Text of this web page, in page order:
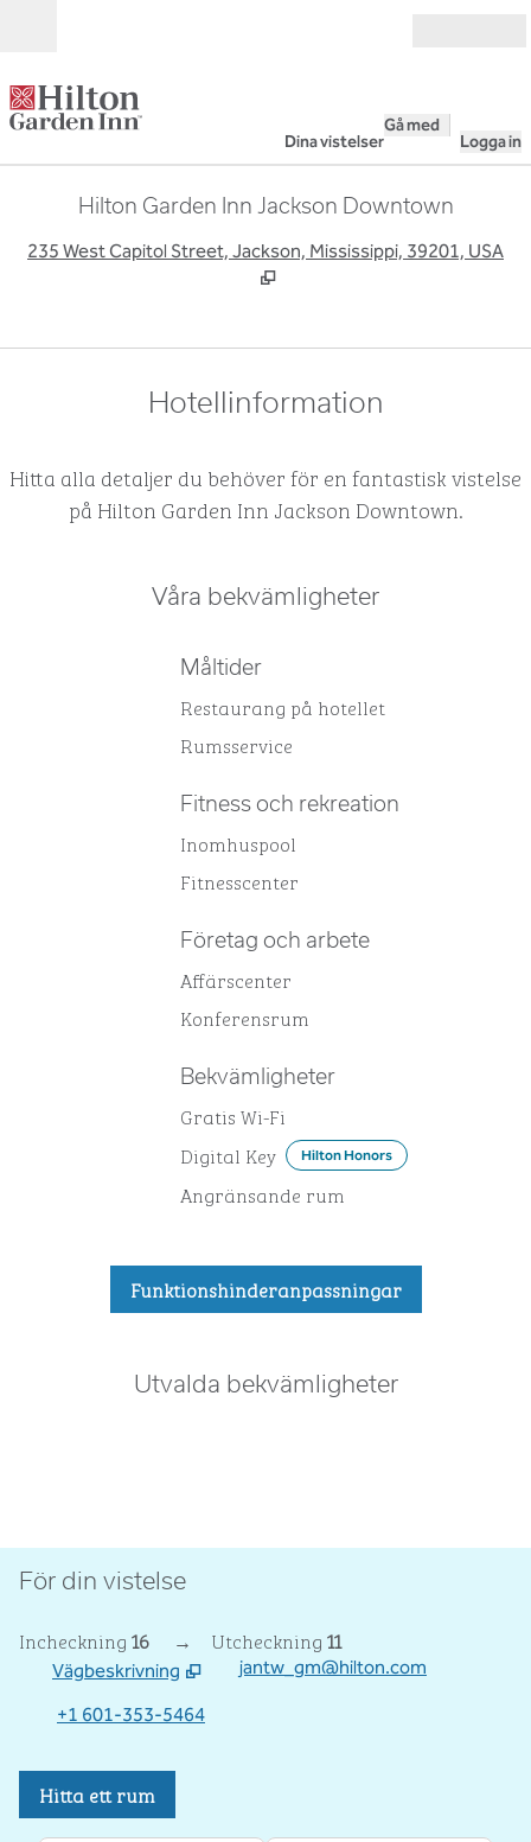
Dina vistelser
Gå med
Logga in
Hilton Garden Inn Jackson Downtown
235 West Capitol Street, Jackson, Mississippi, 39201, USA
Hotellinformation
Hitta alla detaljer du behöver för en fantastisk vistelse
på Hilton Garden Inn Jackson Downtown.
Våra bekvämligheter
Måltider
Restaurang på hotellet
Rumsservice
Fitness och rekreation
Inomhuspool
Fitnesscenter
Företag och arbete
Affärscenter
Konferensrum
Bekvämligheter
Gratis Wi-Fi
Digital Key
Hilton Honors
Angränsande rum
Funktionshinderanpassningar
Utvalda bekvämligheter
POOLER
För din vistelse
Incheckning 16 → Utcheckning 11
Vägbeskrivning
Öppnar ny flik
jantw_gm@hilton.com
+1 601-353-5464
Hitta ett rum